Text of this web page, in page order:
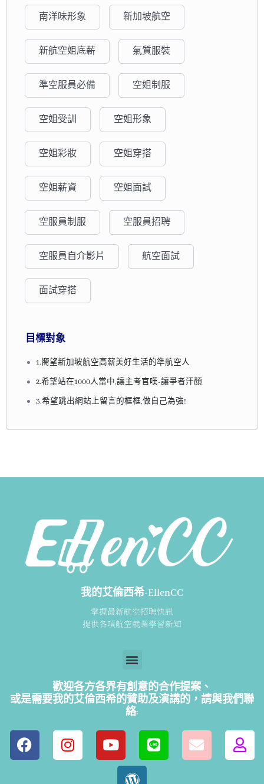
像館展出;第二尊蠟像在2015年3月在新加坡揭幕。
公司提供嚴格且完善的員工訓練, 受訓期間的底薪就高達3500
新幣(折合台幣約為7萬8千元)我們只要通過面試及形象篩選,
就可以開始準備移居前進新加坡了!
南洋味形象 新加坡航空
新航空姐底薪 氣質服裝
準空服員必備 空姐制服
空姐受訓 空姐形象
空姐彩妝 空姐穿搭
空姐薪資 空姐面試
空服員制服 空服員招聘
空服員自介影片 航空面試
面試穿搭
目標對象
1.嚮望新加坡航空高薪美好生活的準航空人
2.希望站在1000人當中,讓主考官嘆-讓爭者汗顏
3.希望跳出網站上留言的框框,做自己為強!
我的艾倫西希-EllenCC
掌握最新航空招聘快訊
提供各項航空就業學習新知
歡迎各方各界有創意的合作提案、
或是需要我的艾倫西希的贊助及演講的，請與我們聯
絡: